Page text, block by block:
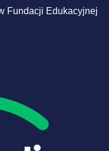
Fundacji Edukacyjnej